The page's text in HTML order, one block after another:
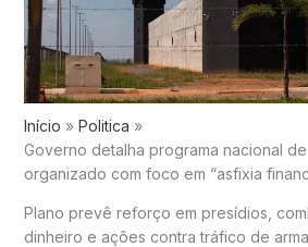
Início
Politica
Governo detalha programa nacional
organizado com foco em “asfixia
Plano prevê reforço em presídios,
dinheiro e ações contra tráfico de